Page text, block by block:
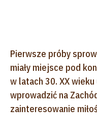
Pierwsze próby
miały miejsce pod
w latach 30. XX wieku
wprowadzić na
zainteresowanie